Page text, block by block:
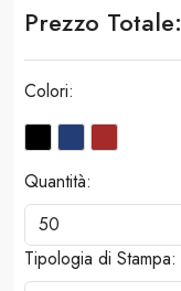
Prezzo Totale:
Colori:
Quantità:
Tipologia di Stampa: